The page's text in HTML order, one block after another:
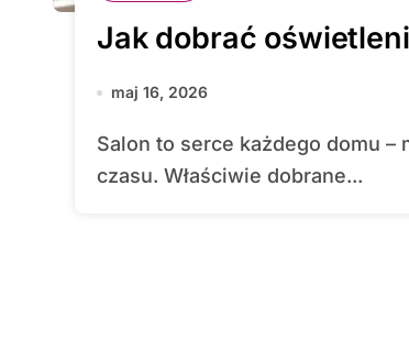
Jak dobrać
maj 16, 2026
Salon to serce każdego domu – miejsce spotkań, relaksu i wspólnego spędzania
czasu. Właściwie dobrane...